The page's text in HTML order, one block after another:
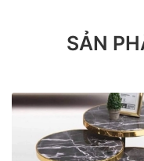
SẢN